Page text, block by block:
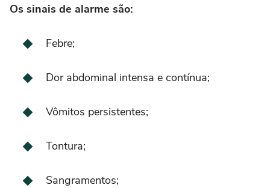
Os sinais de alarme são:
Febre;
Dor abdominal intensa e contínua;
Vômitos persistentes;
Tontura;
Sangramentos;